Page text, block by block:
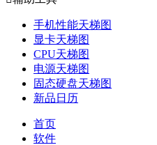
手机性能天梯图
显卡天梯图
CPU天梯图
电源天梯图
固态硬盘天梯图
新品日历
首页
软件